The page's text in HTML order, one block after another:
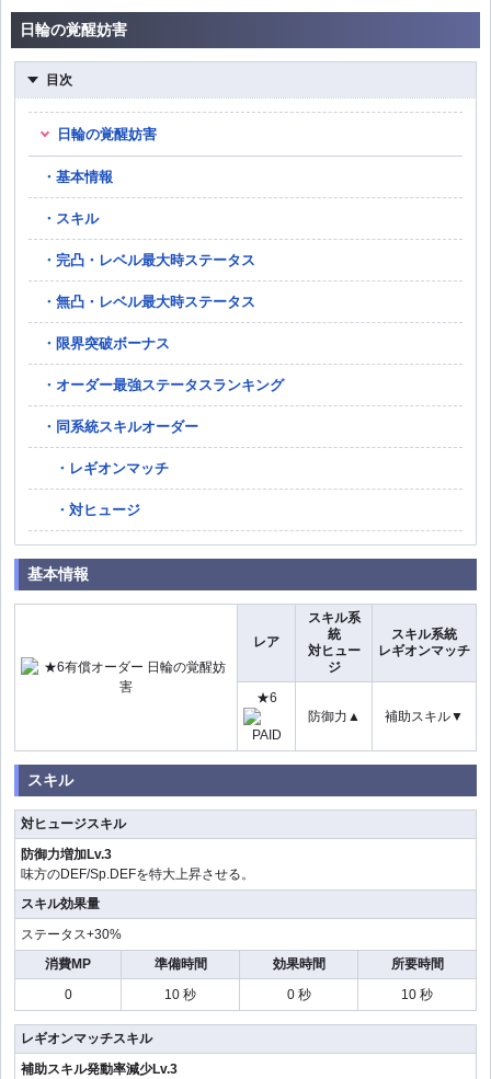
日輪の覚醒妨害
目次
日輪の覚醒妨害
基本情報
スキル
完凸・レベル最大時ステータス
無凸・レベル最大時ステータス
限界突破ボーナス
オーダー最強ステータスランキング
同系統スキルオーダー
レギオンマッチ
対ヒュージ
基本情報
レア
スキル系
統
対ヒュー
ジ
スキル系統
レギオンマッチ
★6
防御力▲
補助スキル▼
スキル
対ヒュージスキル
防御力増加Lv.3
味方のDEF/Sp.DEFを特大上昇させる。
スキル効果量
ステータス+30%
消費MP
準備時間 効果時間
所要時間
0
10 秒 0 秒 10 秒
レギオンマッチスキル
補助スキル発動率減少Lv.3